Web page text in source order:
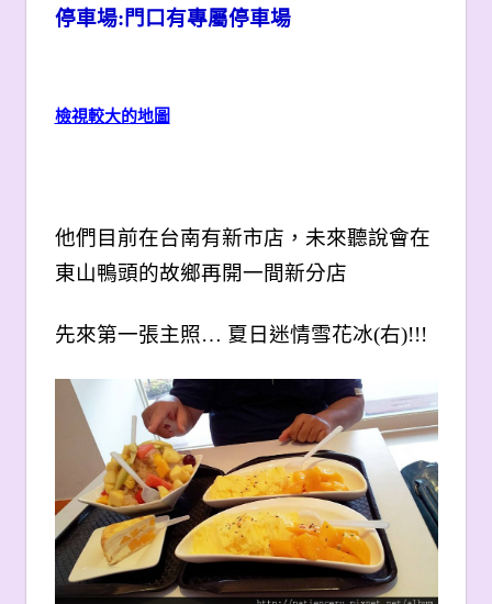
停車場:門口有專屬停車場
檢視較大的地圖
他們目前在台南有新市店，未來聽說會在
東山鴨頭的故鄉再開一間新分店
先來第一張主照… 夏日迷情雪花冰(右)!!!